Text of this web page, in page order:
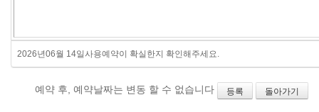
2026년06월 14일사용예약이 확실한지 확인해주세요.
예약 후, 예약날짜는 변동 할 수 없습니다 등록 돌아가기